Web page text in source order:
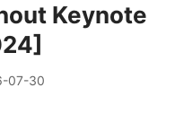
Keynote
07-30